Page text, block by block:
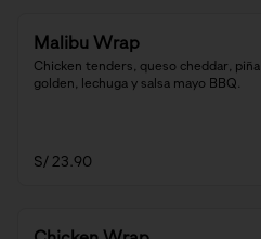
Malibu Wrap
Chicken tenders, queso cheddar, piña
golden, lechuga y salsa mayo BBQ.
S/ 23.90